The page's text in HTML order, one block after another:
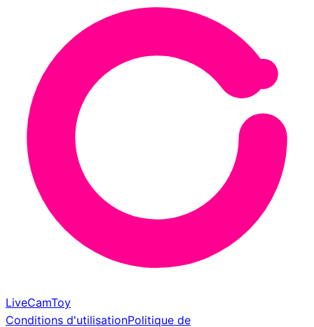
LiveCamToy
Conditions d'utilisationPolitique de